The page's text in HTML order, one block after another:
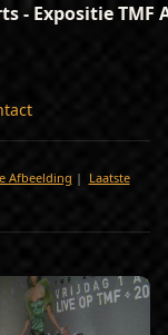
- Expositie TMF
Afbeelding | Laatste